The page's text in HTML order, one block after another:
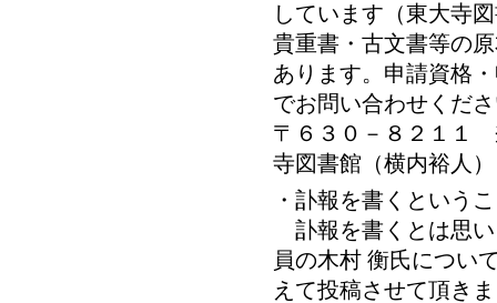
しています（東大寺
貴重書・古文書等の
あります。申請資格
でお問い合わせくだ
〒６３０－８２１１
寺図書館（横内裕人）
・訃報を書くという
訃報を書くとは思
員の木村 衡氏につい
えて投稿させて頂き